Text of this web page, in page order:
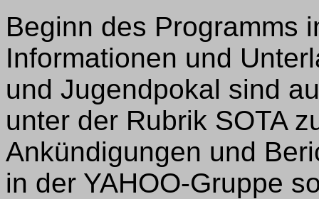
Beginn des Programms
Informationen und
und Jugendpokal sind
unter der Rubrik SOTA
Ankündigungen und
in der YAHOO-Gruppe